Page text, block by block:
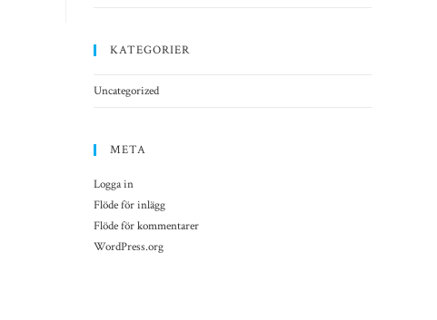
KATEGORIER
Uncategorized
META
Logga in
Flöde för inlägg
Flöde för kommentarer
WordPress.org